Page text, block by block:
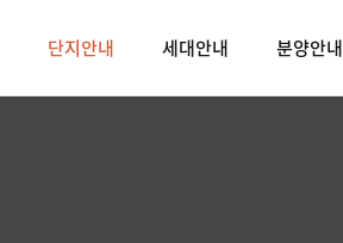
단지안내 세대안내 분양안내